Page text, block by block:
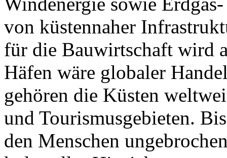
von küstennaher
für die Bauwirtschaft wird
Häfen wäre globaler
gehören die Küsten
und Tourismusgebieten.
den Menschen